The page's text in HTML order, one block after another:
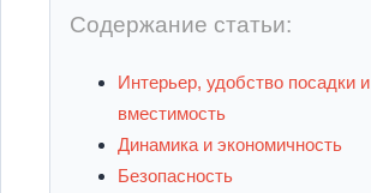
Содержание статьи:
Интерьер, удобство посадки и
вместимость
Динамика и экономичность
Безопасность